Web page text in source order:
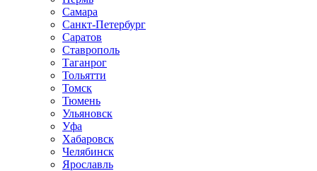
Самара
Санкт-Петербург
Саратов
Ставрополь
Таганрог
Тольятти
Томск
Тюмень
Ульяновск
Уфа
Хабаровск
Челябинск
Ярославль